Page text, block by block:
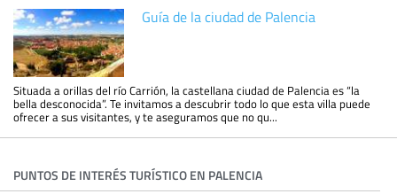
Guía de la ciudad de Palencia
Situada a orillas del río Carrión, la castellana ciudad de Palencia es “la
bella desconocida”. Te invitamos a descubrir todo lo que esta villa puede
ofrecer a sus visitantes, y te aseguramos que no qu...
PUNTOS DE INTERÉS TURÍSTICO EN PALENCIA